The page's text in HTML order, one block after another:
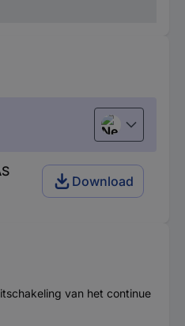
Nederlands
Download
van het continue